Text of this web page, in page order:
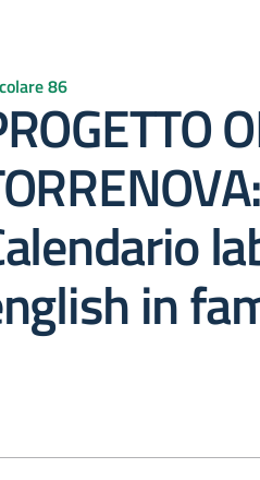
86
in